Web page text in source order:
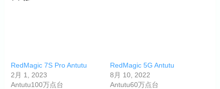
RedMagic 7S Pro Antutu
2月 1, 2023
Antutu100万点台
RedMagic 5G Antutu
8月 10, 2022
Antutu60万点台